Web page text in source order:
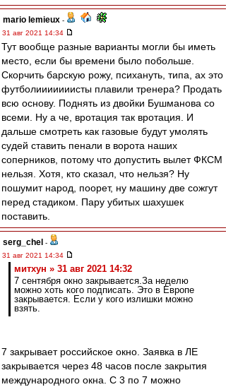
mario lemieux -
31 авг 2021 14:34
Тут вообще разные варианты могли бы иметь
место, если бы времени было побольше.
Скорчить барскую рожу, психануть, типа, ах это
футболииииииисты плавили тренера? Продать
всю основу. Поднять из двойки Бушманова со
всеми. Ну а че, вротация так вротация. И
дальше смотреть как газовые будут умолять
судей ставить пенали в ворота наших
соперников, потому что допустить вылет ФКСМ
нельзя. Хотя, кто сказал, что нельзя? Ну
пошумит народ, поорет, ну машину две сожгут
перед стадиком. Пару убитых шахушек
поставить.
serg_chel -
31 авг 2021 14:34
митхун » 31 авг 2021 14:32
7 сентября окно закрывается.За неделю
можно хоть кого подписать. Это в Европе
закрывается. Если у кого излишки можно
взять.
7 закрывает российское окно. Заявка в ЛЕ
закрывается через 48 часов после закрытия
международного окна. С 3 по 7 можно